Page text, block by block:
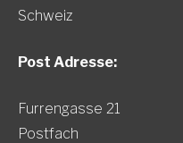
Schweiz
Post Adresse:
Furrengasse 21
Postfach